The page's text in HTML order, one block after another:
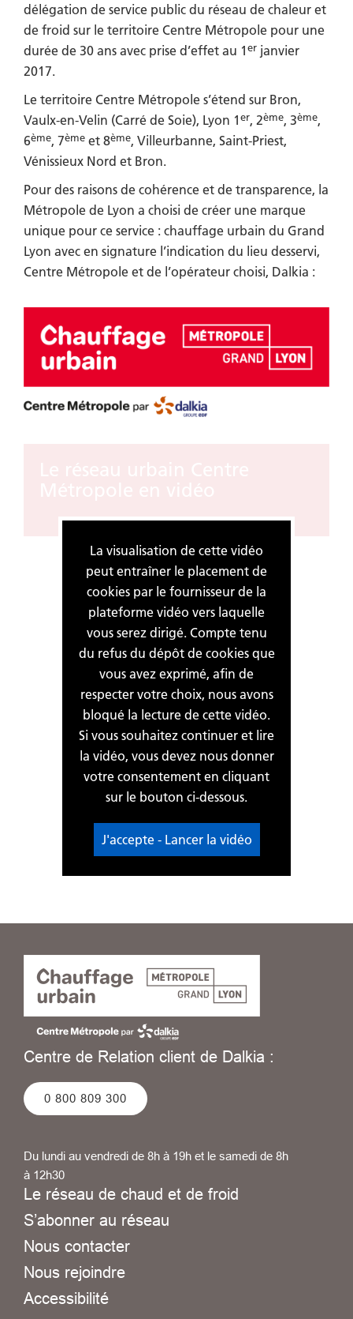
délégation de service public du réseau de chaleur et
de froid sur le territoire Centre Métropole pour une
durée de 30 ans avec prise d’effet au 1er janvier
2017.
Le territoire Centre Métropole s’étend sur Bron,
Vaulx-en-Velin (Carré de Soie), Lyon 1er, 2ème, 3ème,
6ème, 7ème et 8ème, Villeurbanne, Saint-Priest,
Vénissieux Nord et Bron.
Pour des raisons de cohérence et de transparence, la
Métropole de Lyon a choisi de créer une marque
unique pour ce service : chauffage urbain du Grand
Lyon avec en signature l’indication du lieu desservi,
Centre Métropole et de l’opérateur choisi, Dalkia :
La visualisation de cette vidéo
peut entraîner le placement de
cookies par le fournisseur de la
plateforme vidéo vers laquelle
vous serez dirigé. Compte tenu
du refus du dépôt de cookies que
vous avez exprimé, afin de
respecter votre choix, nous avons
bloqué la lecture de cette vidéo.
Si vous souhaitez continuer et lire
la vidéo, vous devez nous donner
votre consentement en cliquant
sur le bouton ci-dessous.
J'accepte - Lancer la vidéo
Centre de Relation client de Dalkia :
0 800 809 300
Du lundi au vendredi de 8h à 19h et le samedi de 8h
à 12h30
Le réseau de chaud et de froid
S’abonner au réseau
Nous contacter
Nous rejoindre
Accessibilité